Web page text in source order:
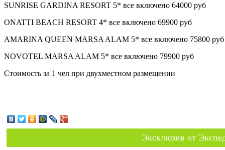
SUNRISE GARDINA RESORT 5* все включено 64000 руб
ONATTI BEACH RESORT 4* все включено 69900 руб
AMARINA QUEEN MARSA ALAM 5* все включено 75800 руб
NOVOTEL MARSA ALAM 5* все включено 79900 руб
Стоимость за 1 чел при двухместном размещении
Эксклюзив от